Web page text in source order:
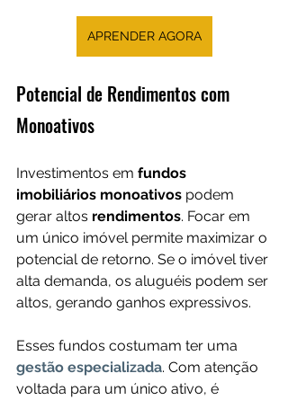
APRENDER AGORA
Potencial de Rendimentos com
Monoativos
Investimentos em fundos
imobiliários monoativos podem
gerar altos rendimentos. Focar em
um único imóvel permite maximizar o
potencial de retorno. Se o imóvel tiver
alta demanda, os aluguéis podem ser
altos, gerando ganhos expressivos.
Esses fundos costumam ter uma
gestão especializada. Com atenção
voltada para um único ativo, é